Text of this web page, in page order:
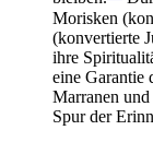
Morisken
(konvertierte
ihre
eine Garantie
Marranen
Spur der